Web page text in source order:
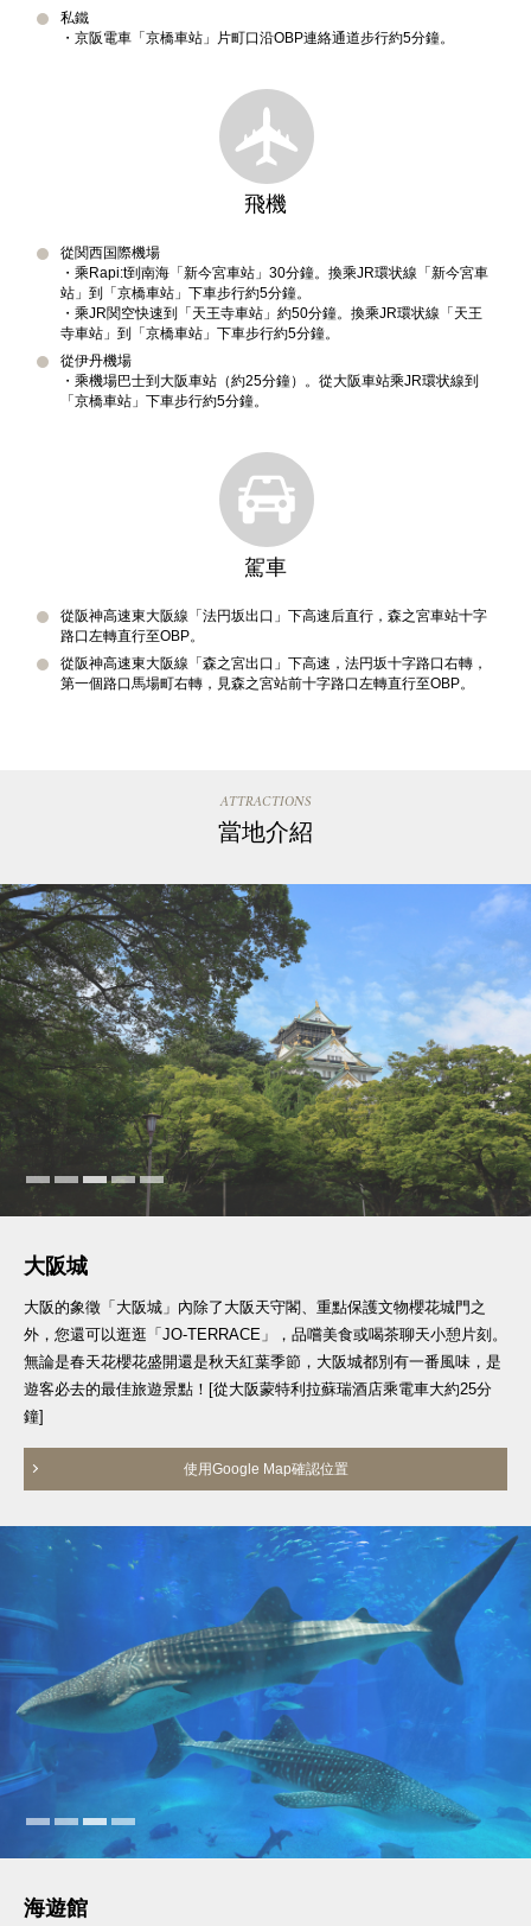
私鐵
・京阪電車「京橋車站」片町口沿OBP連絡通道步行約5分鐘。
飛機
從関西国際機場
・乘Rapi:t到南海「新今宮車站」30分鐘。換乘JR環状線「新今宮車
站」到「京橋車站」下車步行約5分鐘。
・乘JR関空快速到「天王寺車站」約50分鐘。換乘JR環状線「天王
寺車站」到「京橋車站」下車步行約5分鐘。
從伊丹機場
・乘機場巴士到大阪車站（約25分鐘）。從大阪車站乘JR環状線到
「京橋車站」下車步行約5分鐘。
駕車
從阪神高速東大阪線「法円坂出口」下高速后直行，森之宮車站十字
路口左轉直行至OBP。
從阪神高速東大阪線「森之宮出口」下高速，法円坂十字路口右轉，
第一個路口馬場町右轉，見森之宮站前十字路口左轉直行至OBP。
ATTRACTIONS
當地介紹
大阪城
大阪的象徵「大阪城」內除了大阪天守閣、重點保護文物櫻花城門之
外，您還可以逛逛「JO-TERRACE」，品嚐美食或喝茶聊天小憩片刻。
無論是春天花櫻花盛開還是秋天紅葉季節，大阪城都別有一番風味，是
遊客必去的最佳旅遊景點！[從大阪蒙特利拉蘇瑞酒店乘電車大約25分
鐘]
使用Google Map確認位置
海遊館